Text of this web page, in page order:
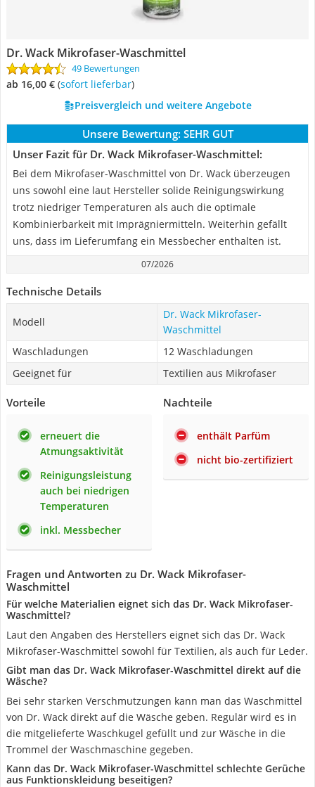
Dr. Wack Mikrofaser-Waschmittel
49 Bewertungen
ab 16,00 € ( Sofort lieferbar)
Preisvergleich und weitere Angebote
Unsere Bewertung: SEHR GUT
Unser Fazit für Dr. Wack Mikrofaser-Waschmittel:
Bei dem Mikrofaser-Waschmittel von Dr. Wack überzeugen
uns sowohl eine laut Hersteller solide Reinigungswirkung
trotz niedriger Temperaturen als auch die optimale
Kombinierbarkeit mit Imprägniermitteln. Weiterhin gefällt
uns, dass im Lieferumfang ein Messbecher enthalten ist.
07/2026
Technische Details
Modell
Dr. Wack Mikrofaser-
Waschmittel
Waschladungen
12 Waschladungen
Geeignet für
Textilien aus Mikrofaser
Vorteile
erneuert die
Atmungsaktivität
Reinigungsleistung
auch bei niedrigen
Temperaturen
inkl. Messbecher
Nachteile
enthält Parfüm
nicht bio-zertifiziert
Fragen und Antworten zu Dr. Wack Mikrofaser-
Waschmittel
Für welche Materialien eignet sich das Dr. Wack Mikrofaser-
Waschmittel?
Laut den Angaben des Herstellers eignet sich das Dr. Wack
Mikrofaser-Waschmittel sowohl für Textilien, als auch für Leder.
Gibt man das Dr. Wack Mikrofaser-Waschmittel direkt auf die
Wäsche?
Bei sehr starken Verschmutzungen kann man das Waschmittel
von Dr. Wack direkt auf die Wäsche geben. Regulär wird es in
die mitgelieferte Waschkugel gefüllt und zur Wäsche in die
Trommel der Waschmaschine gegeben.
Kann das Dr. Wack Mikrofaser-Waschmittel schlechte Gerüche
aus Funktionskleidung beseitigen?